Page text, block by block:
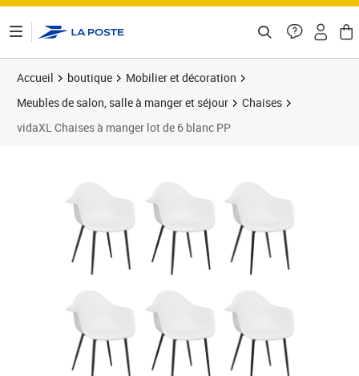
Accueil boutique
Mobilier et décoration
Meubles de salon, salle à manger et séjour
Chaises
vidaXL Chaises à manger lot de 6 blanc PP